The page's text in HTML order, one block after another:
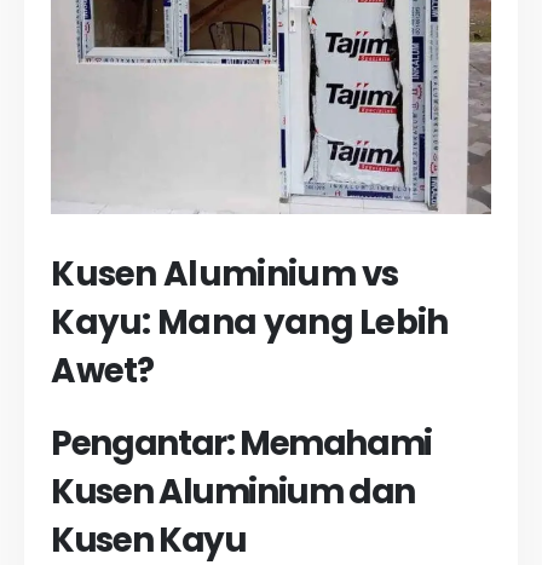
Kusen Aluminium vs
Kayu: Mana yang Lebih
Awet?
Pengantar: Memahami
Kusen Aluminium dan
Kusen Kayu